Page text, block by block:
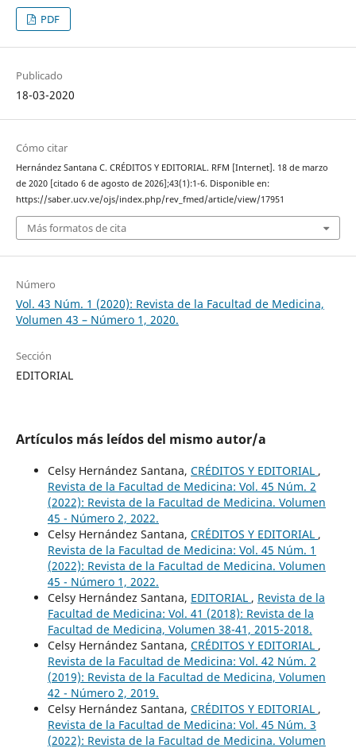
PDF
Publicado
18-03-2020
Cómo citar
Hernández Santana C. CRÉDITOS Y EDITORIAL. RFM [Internet]. 18 de marzo
de 2020 [citado 6 de agosto de 2026];43(1):1-6. Disponible en:
https://saber.ucv.ve/ojs/index.php/rev_fmed/article/view/17951
Más formatos de cita
Número
Vol. 43 Núm. 1 (2020): Revista de la Facultad de Medicina,
Volumen 43 – Número 1, 2020.
Sección
EDITORIAL
Artículos más leídos del mismo autor/a
Celsy Hernández Santana, CRÉDITOS Y EDITORIAL ,
Revista de la Facultad de Medicina: Vol. 45 Núm. 2
(2022): Revista de la Facultad de Medicina. Volumen
45 - Número 2, 2022.
Celsy Hernández Santana, CRÉDITOS Y EDITORIAL ,
Revista de la Facultad de Medicina: Vol. 45 Núm. 1
(2022): Revista de la Facultad de Medicina. Volumen
45 - Número 1, 2022.
Celsy Hernández Santana, EDITORIAL , Revista de la
Facultad de Medicina: Vol. 41 (2018): Revista de la
Facultad de Medicina, Volumen 38-41, 2015-2018.
Celsy Hernández Santana, CRÉDITOS Y EDITORIAL ,
Revista de la Facultad de Medicina: Vol. 42 Núm. 2
(2019): Revista de la Facultad de Medicina, Volumen
42 - Número 2, 2019.
Celsy Hernández Santana, CRÉDITOS Y EDITORIAL ,
Revista de la Facultad de Medicina: Vol. 45 Núm. 3
(2022): Revista de la Facultad de Medicina. Volumen